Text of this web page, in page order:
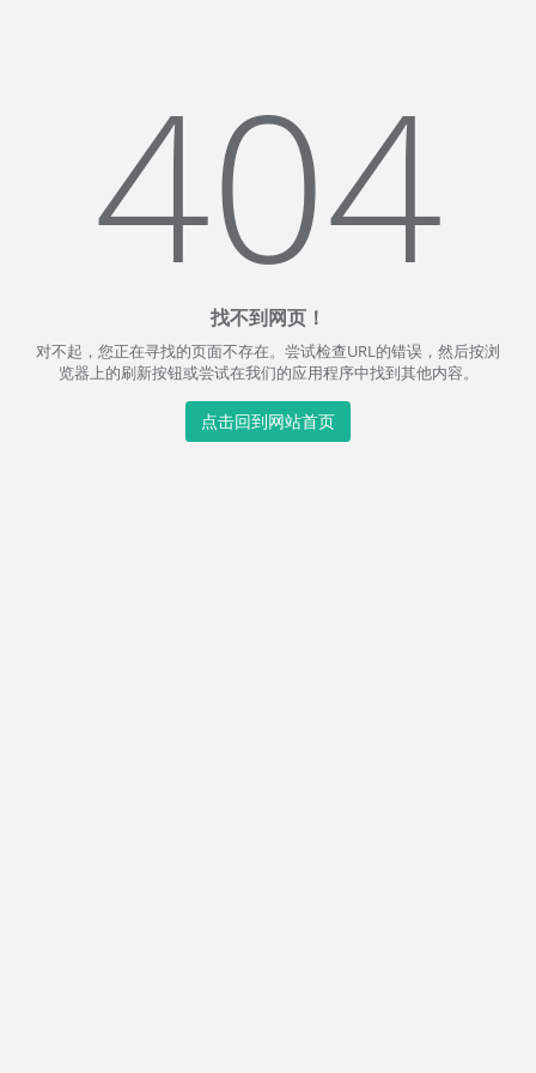
404
找不到网页！
对不起，您正在寻找的页面不存在。尝试检查URL的错误，然后按浏
览器上的刷新按钮或尝试在我们的应用程序中找到其他内容。
点击回到网站首页